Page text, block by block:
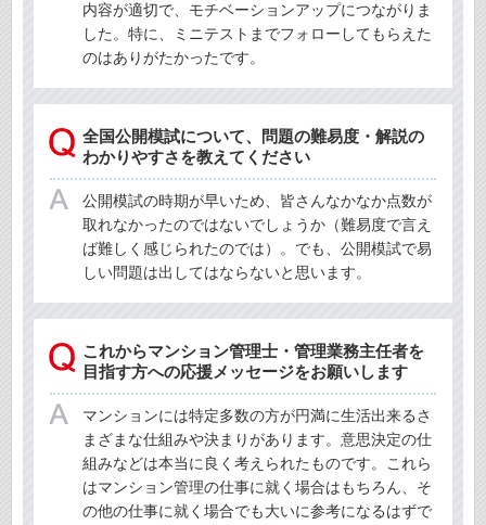
内容が適切で、モチベーションアップにつながりま
した。特に、ミニテストまでフォローしてもらえた
のはありがたかったです。
全国公開模試について、問題の難易度・解説の
わかりやすさを教えてください
公開模試の時期が早いため、皆さんなかなか点数が
取れなかったのではないでしょうか（難易度で言え
ば難しく感じられたのでは）。でも、公開模試で易
しい問題は出してはならないと思います。
これからマンション管理士・管理業務主任者を
目指す方への応援メッセージをお願いします
マンションには特定多数の方が円満に生活出来るさ
まざまな仕組みや決まりがあります。意思決定の仕
組みなどは本当に良く考えられたものです。これら
はマンション管理の仕事に就く場合はもちろん、そ
の他の仕事に就く場合でも大いに参考になるはずで